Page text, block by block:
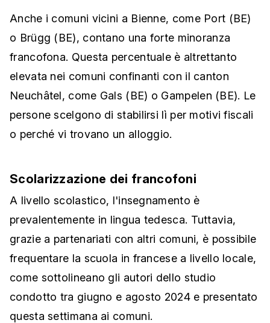
Anche i comuni vicini a Bienne, come Port (BE)
o Brügg (BE), contano una forte minoranza
francofona. Questa percentuale è altrettanto
elevata nei comuni confinanti con il canton
Neuchâtel, come Gals (BE) o Gampelen (BE). Le
persone scelgono di stabilirsi lì per motivi fiscali
o perché vi trovano un alloggio.
Scolarizzazione dei francofoni
A livello scolastico, l'insegnamento è
prevalentemente in lingua tedesca. Tuttavia,
grazie a partenariati con altri comuni, è possibile
frequentare la scuola in francese a livello locale,
come sottolineano gli autori dello studio
condotto tra giugno e agosto 2024 e presentato
questa settimana ai comuni.